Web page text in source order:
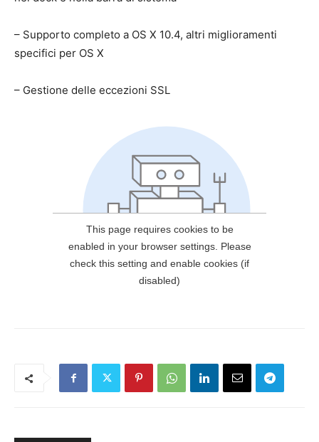
– Supporto completo a OS X 10.4, altri miglioramenti
specifici per OS X
– Gestione delle eccezioni SSL